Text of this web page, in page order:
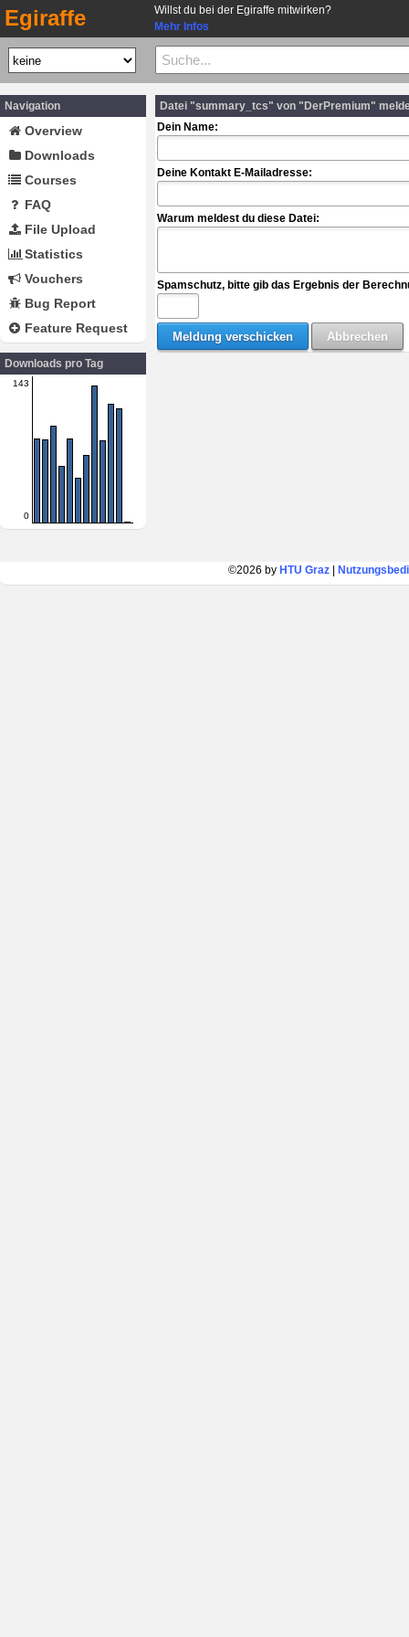
Egiraffe
Willst du bei der Egiraffe mitwirken?
Mehr Infos
Navigation
Overview
Downloads
Courses
FAQ
File Upload
Statistics
Vouchers
Bug Report
Feature Request
Downloads pro Tag
143
0
Datei "summary_tcs" von "DerPremium"
Dein Name:
Deine Kontakt E-Mailadresse:
Warum meldest du diese Datei:
Spamschutz, bitte gib das Ergebnis der
©2026 by HTU Graz|